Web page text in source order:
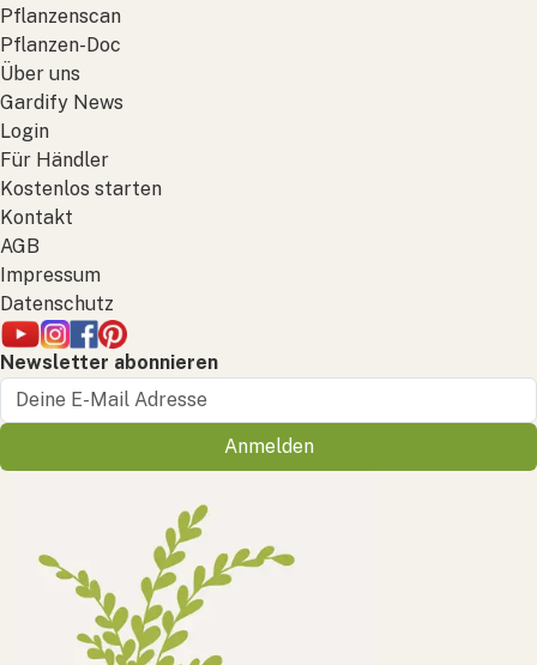
Pflanzenscan
Pflanzen-Doc
Über uns
Gardify News
Login
Für Händler
Kostenlos starten
Kontakt
AGB
Impressum
Datenschutz
Newsletter abonnieren
Anmelden